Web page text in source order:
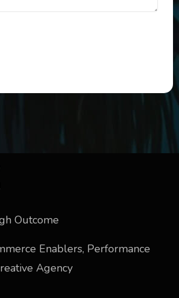
Outcome
Enablers, Performance
Agency